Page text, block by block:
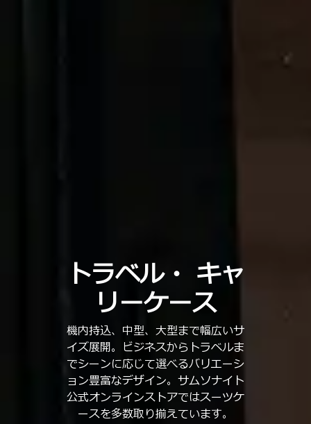
トラベル・ キャ
リーケース
機内持込、中型、大型まで幅広いサ
イズ展開。ビジネスからトラベルま
でシーンに応じて選べるバリエーシ
ョン豊富なデザイン。サムソナイト
公式オンラインストアではスーツケ
ースを多数取り揃えています。